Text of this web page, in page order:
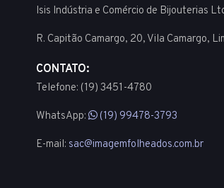
Isis Indústria e Comércio de Bijouterias
R. Capitão Camargo, 20, Vila Camargo,
CONTATO:
Telefone: (19) 3451-4780
WhatsApp: (19) 99478-3793
E-mail: sac@imagemfolheados.com.br